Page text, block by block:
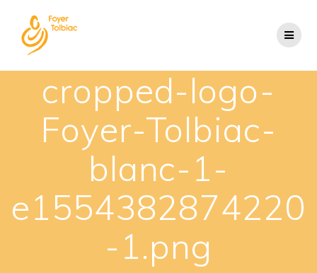
cropped-logo-
Foyer-Tolbiac-
blanc-1-
e1554382874220
-1.png